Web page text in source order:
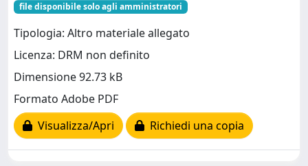
file disponibile solo agli amministratori
Tipologia: Altro materiale allegato
Licenza: DRM non definito
Dimensione 92.73 kB
Formato Adobe PDF
Visualizza/Apri
Richiedi una copia